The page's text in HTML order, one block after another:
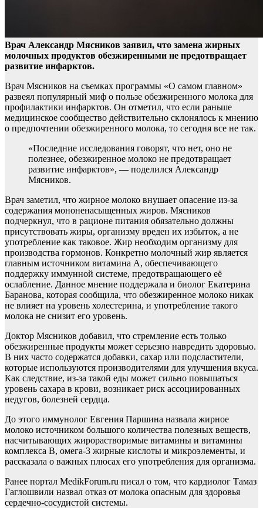
Врач Александр Мясников заявил, что замена жирных
молочных продуктов обезжиренными не предотвращает
развитие инфарктов.
Врач Мясников на съемках программы «О самом главном»
развеял популярный миф о пользе обезжиренного молока для
профилактики инфарктов. Он отметил, что если раньше
медицинское сообщество действительно склонялось к мнению
о предпочтении обезжиренного молока, то сегодня все не так.
«Последние исследования говорят, что нет, оно не
полезнее, обезжиренное молоко не предотвращает
развитие инфарктов», — поделился Александр
Мясников.
Врач заметил, что жирное молоко внушает опасение из-за
содержания мононенасыщенных жиров. Мясников
подчеркнул, что в рационе питания обязательно должны
присутствовать жиры, организму вреден их избыток, а не
употребление как таковое. Жир необходим организму для
производства гормонов. Конкретно молочный жир является
главным источником витамина А, обеспечивающего
поддержку иммунной системе, предотвращающего её
ослабление. Данное мнение поддержала и биолог Екатерина
Баранова, которая сообщила, что обезжиренное молоко никак
не влияет на уровень холестерина, и употребление такого
молока не снизит его уровень.
Доктор Мясников добавил, что стремление есть только
обезжиренные продукты может серьезно навредить здоровью.
В них часто содержатся добавки, сахар или подсластители,
которые используются производителями для улучшения вкуса.
Как следствие, из-за такой еды может сильно повышаться
уровень сахара в крови, возникает риск ассоциированных
недугов, болезней сердца.
До этого иммунолог Евгения Паршина назвала жирное
молоко источником большого количества полезных веществ,
насчитывающих жирорастворимые витамины и витамины
комплекса В, омега-3 жирные кислоты и микроэлементы, и
рассказала о важных плюсах его употребления для организма.
Ранее портал MedikForum.ru писал о том, что кардиолог Тамаз
Гаглошвили назвал отказ от молока опасным для здоровья
сердечно-сосудистой системы.